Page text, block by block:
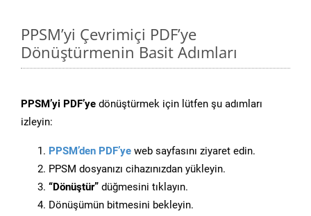
PPSM’yi Çevrimiçi PDF’ye
Dönüştürmenin Basit Adımları
PPSM’yi PDF’ye dönüştürmek için lütfen şu adımları
izleyin:
PPSM’den PDF’ye web sayfasını ziyaret edin.
PPSM dosyanızı cihazınızdan yükleyin.
“Dönüştür” düğmesini tıklayın.
Dönüşümün bitmesini bekleyin.